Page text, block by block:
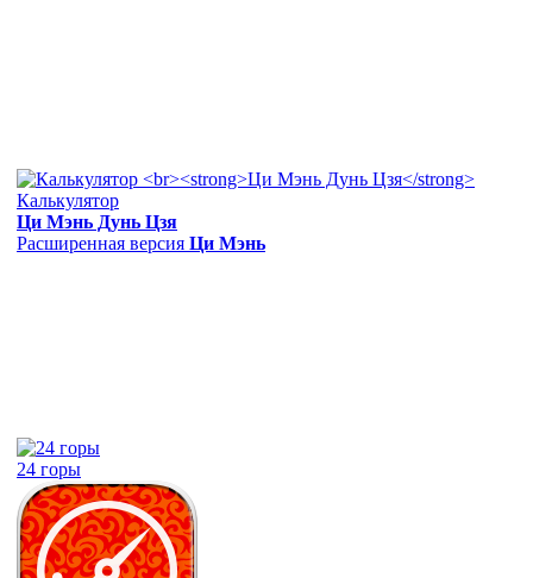
Калькулятор
Ци Мэнь Дунь Цзя
Расширенная версия Ци Мэнь
24 горы